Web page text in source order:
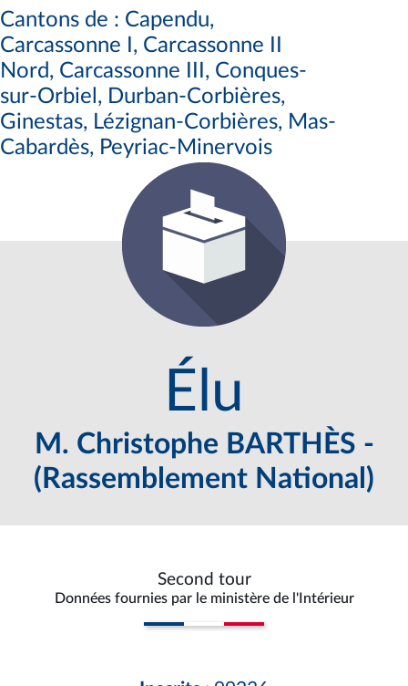
Cantons de : Capendu,
Carcassonne I, Carcassonne II
Nord, Carcassonne III, Conques-
sur-Orbiel, Durban-Corbières,
Ginestas, Lézignan-Corbières, Mas-
Cabardès, Peyriac-Minervois
Élu
M. Christophe BARTHÈS -
(Rassemblement National)
Second tour
Données fournies par le ministère de l'Intérieur